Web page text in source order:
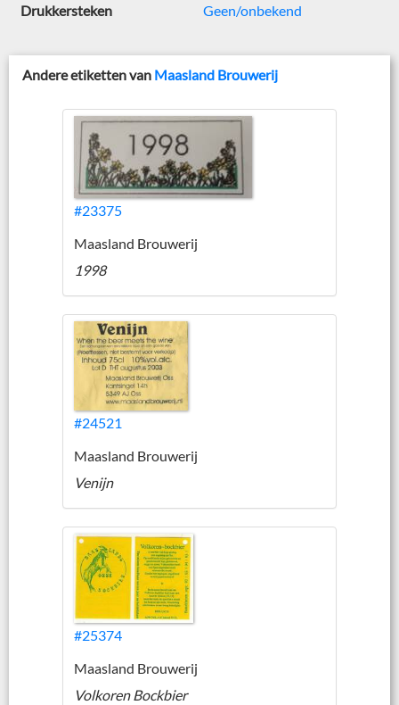
Drukkersteken Geen/onbekend
Andere etiketten van Maasland Brouwerij
#23375
Maasland Brouwerij
1998
#24521
Maasland Brouwerij
Venijn
#25374
Maasland Brouwerij
Volkoren Bockbier